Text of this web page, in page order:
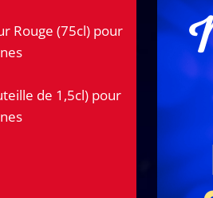
Rouge (75cl) pour
de 1,5cl) pour